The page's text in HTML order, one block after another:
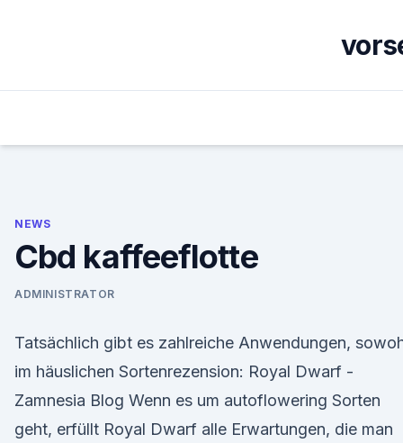
NEWS
Cbd kaffeeflotte
ADMINISTRATOR
Tatsächlich gibt es zahlreiche Anwendungen,
im häuslichen Sortenrezension: Royal Dwarf -
Zamnesia Blog Wenn es um autoflowering Sorten
geht, erfüllt Royal Dwarf alle Erwartungen, die man